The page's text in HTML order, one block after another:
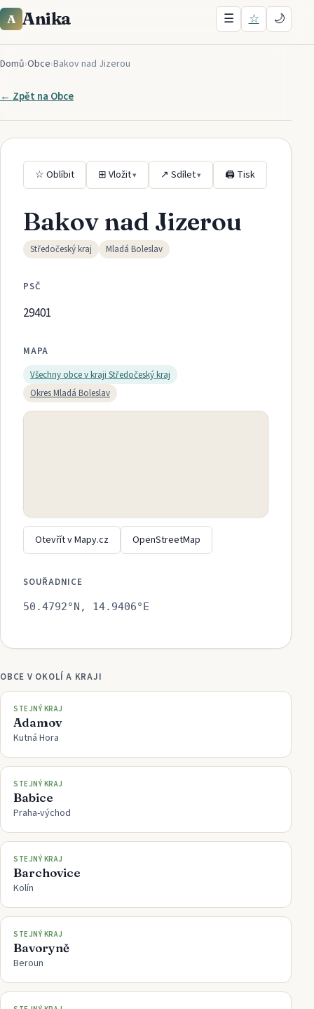
A Anika ☰ ☆ 🌙
Domů›Obce›Bakov nad Jizerou
← Zpět na Obce
☆ Oblíbit ⊞ Vložit▾ ↗ Sdílet▾ 🖨 Tisk
Bakov nad Jizerou
Středočeský kraj Mladá Boleslav
PSČ
29401
MAPA
Všechny obce v kraji Středočeský kraj
OkresMladá Boleslav
Otevřít v Mapy.cz OpenStreetMap
SOUŘADNICE
50.4792°N, 14.9406°E
OBCE V OKOLÍ A KRAJI
STEJNÝ KRAJ
Adamov
Kutná Hora
STEJNÝ KRAJ
Babice
Praha-východ
STEJNÝ KRAJ
Barchovice
Kolín
STEJNÝ KRAJ
Bavoryně
Beroun